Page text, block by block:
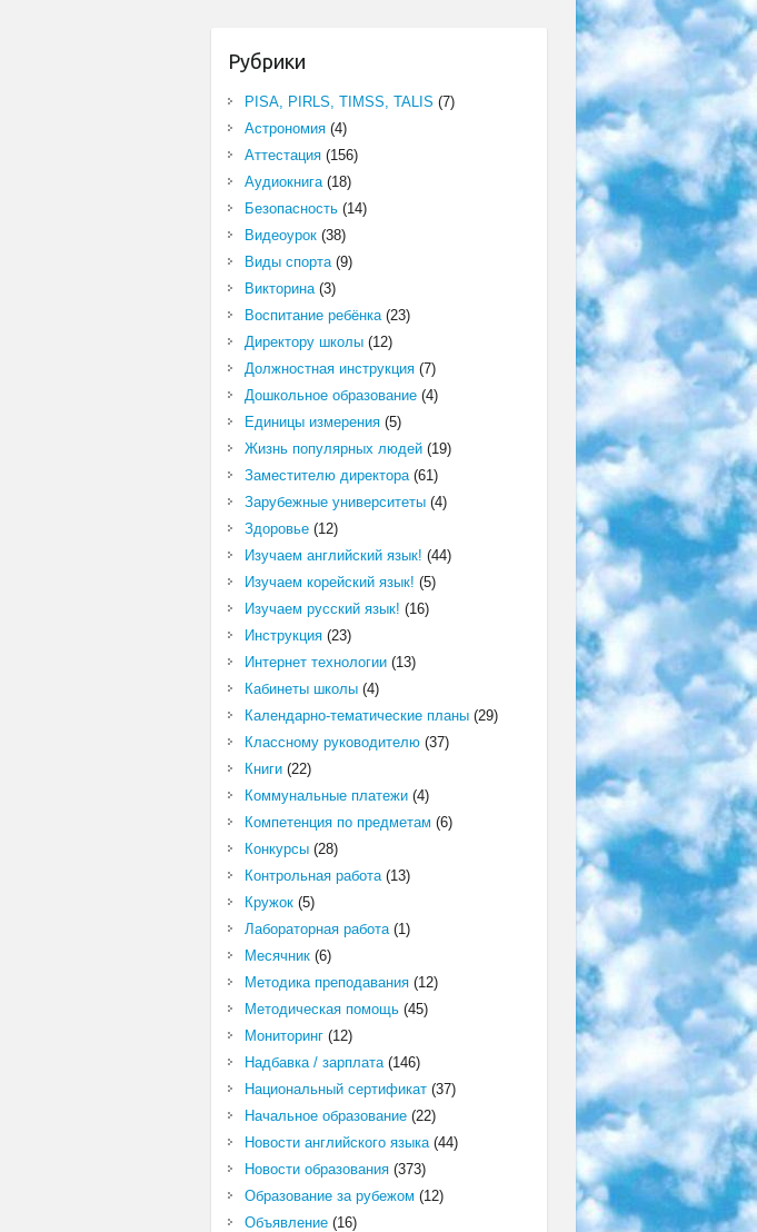
Рубрики
PISA, PIRLS, TIMSS, TALIS (7)
Астрономия(4)
Аттестация(156)
Аудиокнига(18)
Безопасность(14)
Видеоурок(38)
Виды спорта(9)
Викторина(3)
Воспитание ребёнка(23)
Директору школы(12)
Должностная инструкция(7)
Дошкольное образование(4)
Единицы измерения(5)
Жизнь популярных людей(19)
Заместителю директора(61)
Зарубежные университеты(4)
Здоровье(12)
Изучаем английский язык! (44)
Изучаем корейский язык! (5)
Изучаем русский язык! (16)
Инструкция(23)
Интернет технологии(13)
Кабинеты школы(4)
Календарно-тематические планы(29)
Классному руководителю(37)
Книги(22)
Коммунальные платежи(4)
Компетенция по предметам (6)
Конкурсы(28)
Контрольная работа(13)
Кружок(5)
Лабораторная работа(1)
Месячник(6)
Методика преподавания(12)
Методическая помощь(45)
Мониторинг(12)
Надбавка / зарплата(146)
Национальный сертификат(37)
Начальное образование(22)
Новости английского языка(44)
Новости образования(373)
Образование за рубежом (12)
Объявление(16)